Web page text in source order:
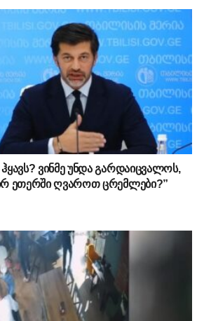
ვინმე უნდა გარდაიცვალოს,
ეთერში ღვაროთ ცრემლები?”